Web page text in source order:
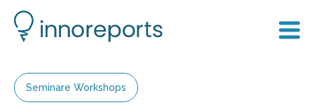
Seminare Workshops